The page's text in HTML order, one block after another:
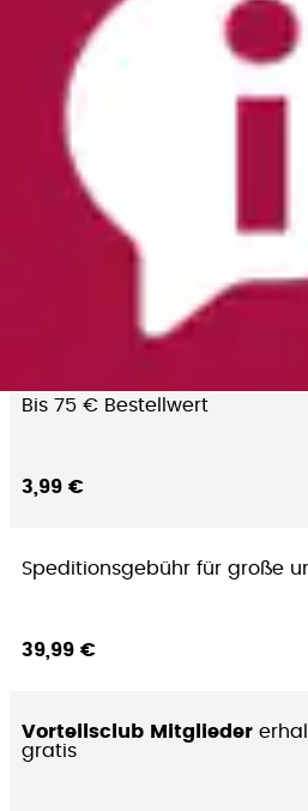
Ab 75 € Bestellwert
Speditionsartikel)
Gratis
Paketzustellung an Hermes
(unabhängig vom
Bis 75 € Bestellwert
3,99 €
Speditionsgebühr für große
39,99 €
Vorteilsclub Mitglieder
gratis